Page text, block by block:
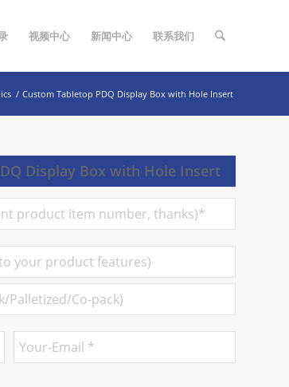
视频中心 新闻中心 联系我们
/ Custom Tabletop PDQ Display Box with Hole Insert
Display Box with Hole Insert